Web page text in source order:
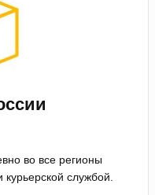
во все регионы
службой.